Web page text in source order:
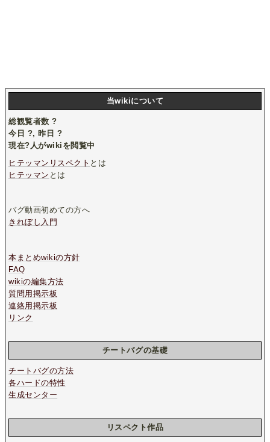
当wikiについて
総観覧者数?
今日 ?, 昨日 ?
現在?人がwikiを閲覧中
ヒテッマンリスペクト とは
ヒテッマン とは
バグ動画初めての方へ
きれぼし入門
本まとめwikiの方針
FAQ
wikiの編集方法
質問用掲示板
連絡用掲示板
リンク
チートバグの基礎
チートバグの方法
各ハードの特性
生成センター
リスペクト作品